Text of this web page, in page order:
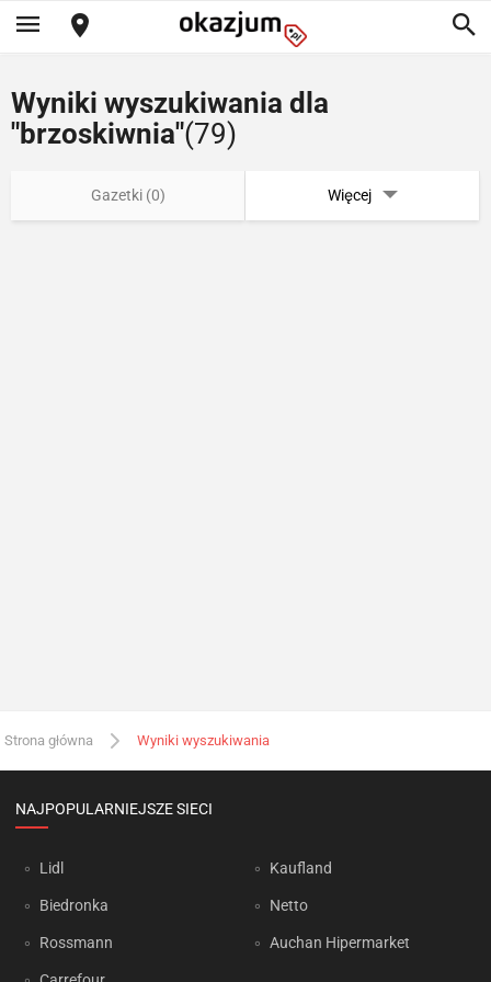
Wyniki wyszukiwania dla
"brzoskiwnia"(79)
Gazetki (0) Więcej
Strona główna Wyniki wyszukiwania
NAJPOPULARNIEJSZE SIECI
Lidl
Biedronka
Rossmann
Kaufland
Netto
Auchan Hipermarket